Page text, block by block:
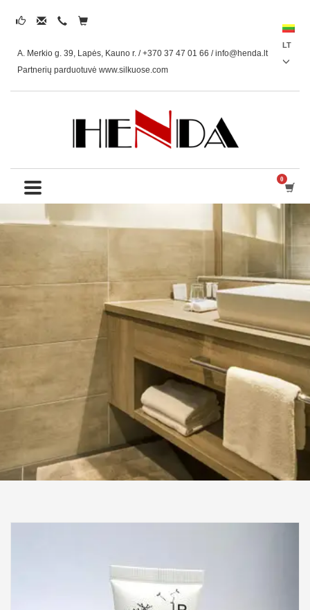
A. Merkio g. 39, Lapės, Kauno r. / +370 37 47 01 66 /info@henda.lt
Partnerių parduotuvė www.silkuose.com
LT